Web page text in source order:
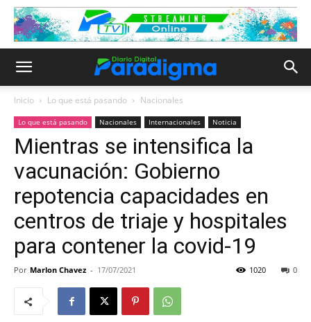
Inicio Lo que está pasando Nacionales
Lo que está pasando Nacionales Internacionales Noticia
Mientras se intensifica la
vacunación: Gobierno
repotencia capacidades en
centros de triaje y hospitales
para contener la covid-19
Por Marlon Chavez - 17/07/2021 0
1020